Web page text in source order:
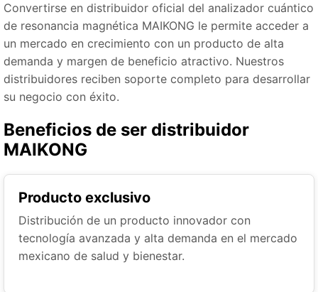
Convertirse en distribuidor oficial del analizador cuántico
de resonancia magnética MAIKONG le permite acceder a
un mercado en crecimiento con un producto de alta
demanda y margen de beneficio atractivo. Nuestros
distribuidores reciben soporte completo para desarrollar
su negocio con éxito.
Beneficios de ser distribuidor
MAIKONG
Producto exclusivo
Distribución de un producto innovador con
tecnología avanzada y alta demanda en el mercado
mexicano de salud y bienestar.